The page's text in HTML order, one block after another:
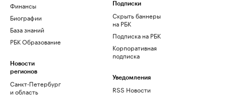
Финансы
Биографии
База знаний
РБК Образование
Новости
регионов
Санкт-Петербург
и область
Подписки
Скрыть баннеры
на РБК
Подписка на РБК
Корпоративная
подписка
Уведомления
RSS Новости